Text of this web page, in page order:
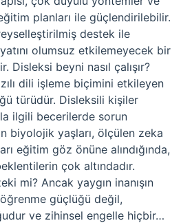
planları ile güçlendirilebilir.
destek ile
olumsuz etkilemeyecek bir
Disleksi beyni nasıl çalışır?
dili işleme biçimini etkileyen
türüdür. Disleksili kişiler
ilgili becerilerde sorun
biyolojik yaşları, ölçülen zeka
eğitim göz önüne alındığında,
çok altındadır.
mi? Ancak yaygın inanışın
güçlüğü değil,
ve zihinsel engelle hiçbir…